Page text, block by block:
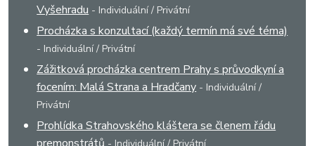
Vyšehradu - Individuální / Privátní
Procházka s konzultací (každý termín má své téma)
- Individuální / Privátní
Zážitková procházka centrem Prahy s průvodkyní a
focením: Malá Strana a Hradčany - Individuální /
Privátní
Prohlídka Strahovského kláštera se členem řádu
- Individuální / Privátní